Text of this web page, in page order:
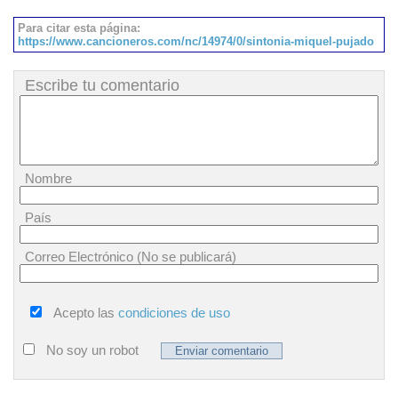
Para citar esta página:
https://www.cancioneros.com/nc/14974/0/sintonia-miquel-pujado
Escribe tu comentario
Nombre
País
Correo Electrónico (No se publicará)
Acepto las condiciones de uso
No soy un robot